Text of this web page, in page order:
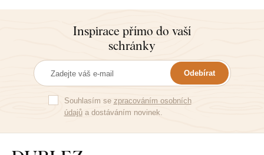
Inspirace přímo do vaší
schránky
Odebírat
Souhlasím se zpracováním osobních
údajůa dostáváním novinek.